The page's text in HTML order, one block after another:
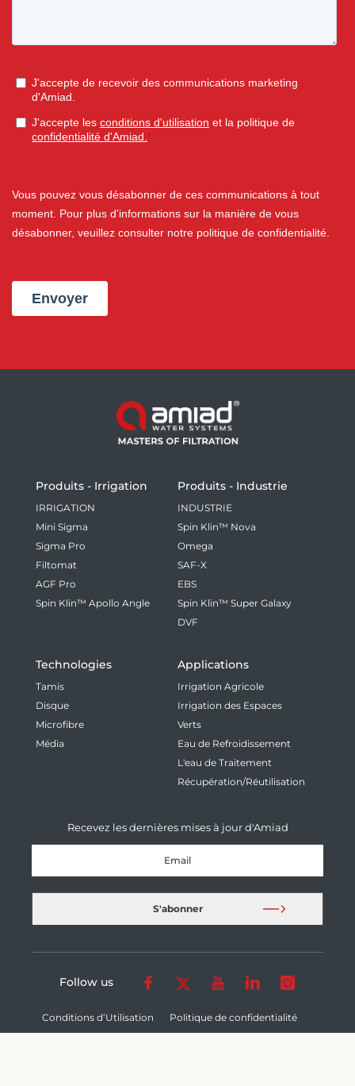
Produits - Irrigation
IRRIGATION
Mini Sigma
Sigma Pro
Filtomat
AGF Pro
Spin Klin™ Apollo Angle
Produits - Industrie
INDUSTRIE
Spin Klin™ Nova
Omega
SAF-X
EBS
Spin Klin™ Super Galaxy
DVF
Technologies
Tamis
Disque
Microfibre
Média
Applications
Irrigation Agricole
Irrigation des Espaces
Verts
Eau de Refroidissement
L'eau de Traitement
Récupération/Réutilisation
Recevez les dernières mises à jour d'Amiad
Conditions d’Utilisation
Politique de confidentialité
Condition de Vente
Cookie Settings
Follow us